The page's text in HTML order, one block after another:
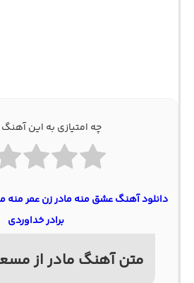
چه امتیازی به این
دانلود آهنگ عشق منه مادر زن عمر منه
برادر خداوردی
متن آهنگ مادر از